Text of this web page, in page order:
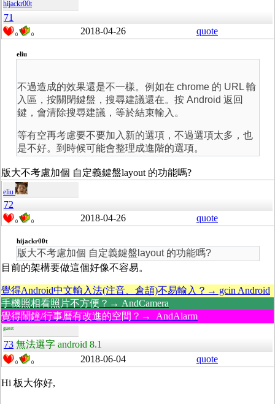
hijackr00t
71
0 0 2018-04-26 quote
eliu
不過造成的效果還是不一樣。例如在 chrome 的 URL 輸
入區，按關閉鍵盤，搜尋建議還在。按 Android 返回
鍵，會清除搜尋建議，等於結束輸入。
等有空再考慮要不要加入新的選項，不過選項太多，也
是不好。到時候可能會整理成進階的選項。
版大不考慮加個 自定義鍵盤layout 的功能嗎?
eliu
72
0 0 2018-04-26 quote
hijackr00t
版大不考慮加個 自定義鍵盤layout 的功能嗎?
目前的架構要做這個好像不容易。
覺得Android中文輸入法(注音、倉頡)不易輸入？→ gcin Android
手機照相看照片不方便？→ AndCamera
覺得鬧鐘/行事曆有改進的空間？→ AndAlarm
guest
73 無法選字 android 8.1
0 0 2018-06-04 quote
Hi 板大你好,